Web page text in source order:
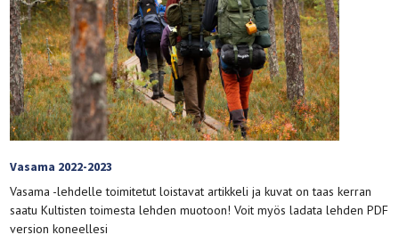
Vasama 2022-2023
Vasama -lehdelle toimitetut loistavat artikkeli ja kuvat on taas kerran
saatu Kultisten toimesta lehden muotoon! Voit myös ladata lehden PDF
version koneellesi